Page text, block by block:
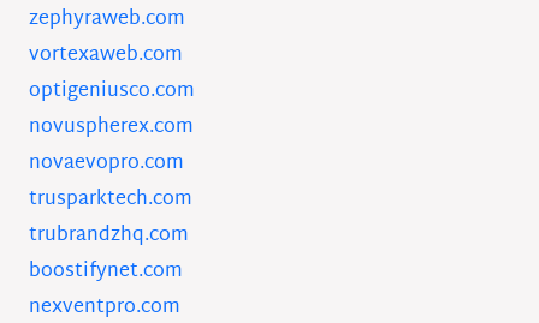
zephyraweb.com
vortexaweb.com
optigeniusco.com
novuspherex.com
novaevopro.com
trusparktech.com
trubrandzhq.com
boostifynet.com
nexventpro.com